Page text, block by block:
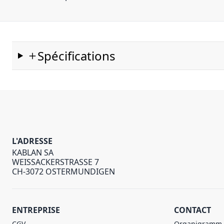
Spécifications
L'ADRESSE
KABLAN SA
WEISSACKERSTRASSE 7
CH-3072 OSTERMUNDIGEN
ENTREPRISE CONTACT